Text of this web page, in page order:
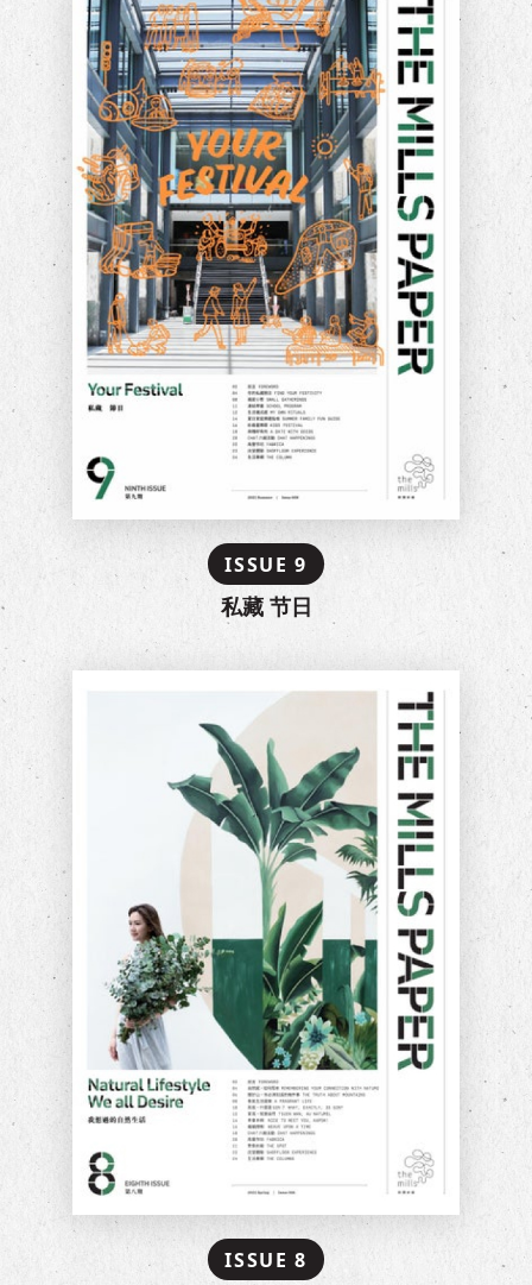
ISSUE 9
私藏 节日
ISSUE 8